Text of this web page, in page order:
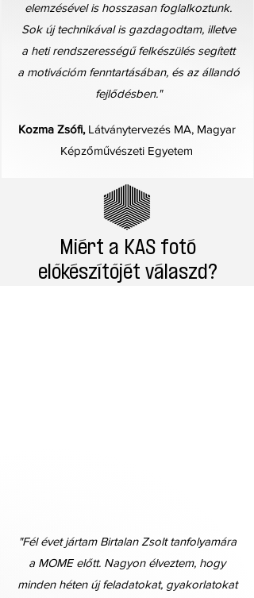
elemzésével is hosszasan foglalkoztunk.
Sok új technikával is gazdagodtam, illetve
a heti rendszerességű felkészülés segített
a motivációm fenntartásában, és az állandó
fejlődésben."
Kozma Zsófi,Látványtervezés MA, Magyar
Képzőművészeti Egyetem
Miért a KAS fotó
előkészítőjét válaszd?
"Fél évet jártam Birtalan Zsolt tanfolyamára
a MOME előtt. Nagyon élveztem, hogy
minden héten új feladatokat, gyakorlatokat